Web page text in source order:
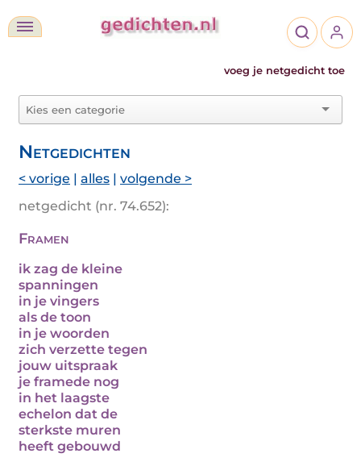
voeg je netgedicht toe
Netgedichten
< vorige | alles | volgende >
netgedicht (nr. 74.652):
Framen
ik zag de kleine
spanningen
in je vingers
als de toon
in je woorden
zich verzette tegen
jouw uitspraak
je framede nog
in het laagste
echelon dat de
sterkste muren
heeft gebouwd